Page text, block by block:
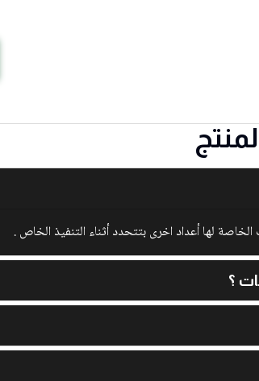
لها أعداد اخرى بتتحدد أثناء التنفيذ الخاص .
؟